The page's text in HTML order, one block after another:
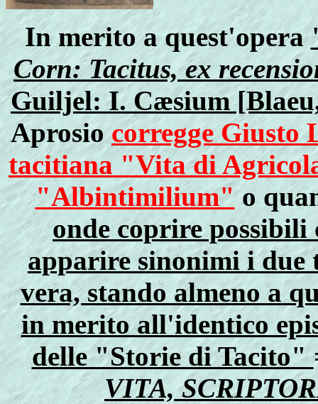
In merito a quest'opera
Corn: Tacitus, ex
Guiljel: I. Cæsium
Aprosiocorregge Giusto
tacitiana "Vita di
"Albintimilium"o
onde coprire possibili
apparire sinonimi i due
vera, stando almeno a
in merito all'identico
delle "Storie di Tacito"
VITA,